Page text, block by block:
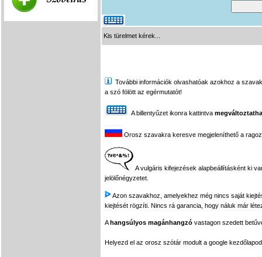
Kis türelmet kérek...
További információk olvashatóak azokhoz a
a szó fölött az egérmutatót!
A billentyűzet ikonra kattintva
Orosz szavakra keresve megjeleníthető a
A vulgáris kifejezések alapbeállításként ki
jelölőnégyzetet.
Azon szavakhoz, amelyekhez még nincs saját
kiejtését rögzíti. Nincs rá garancia, hogy náluk már
Ahangsúlyos magánhangzó vastagon szedett
Helyezd el az orosz szótár modult a google